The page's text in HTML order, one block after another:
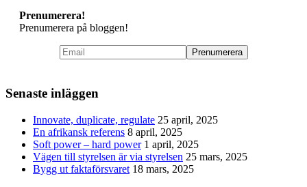
Prenumerera!
Prenumerera på bloggen!
Senaste inläggen
Innovate, duplicate, regulate 25 april, 2025
En afrikansk referens 8 april, 2025
Soft power – hard power 1 april, 2025
Vägen till styrelsen är via styrelsen 25 mars, 2025
Bygg ut faktaförsvaret 18 mars, 2025